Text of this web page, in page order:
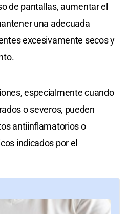
de pantallas, aumentar el
una adecuada
excesivamente secos y
especialmente cuando
o severos, pueden
antiinflamatorios o
indicados por el